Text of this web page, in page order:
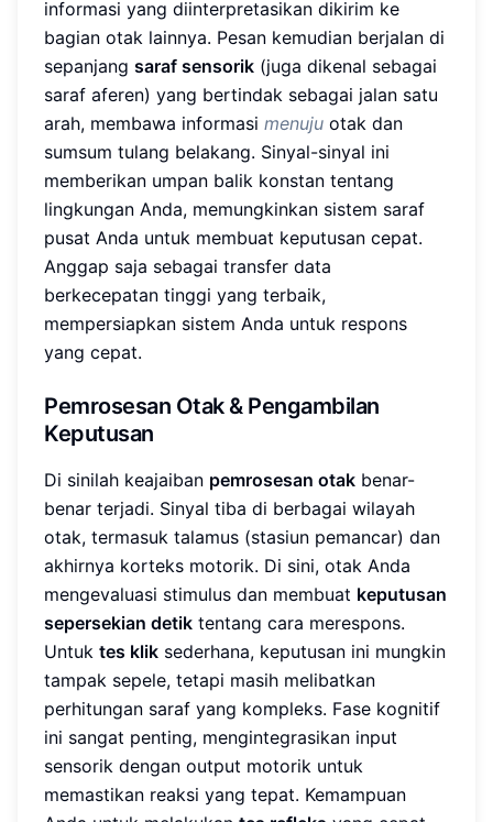
informasi yang diinterpretasikan dikirim ke
bagian otak lainnya. Pesan kemudian berjalan di
sepanjang saraf sensorik (juga dikenal sebagai
saraf aferen) yang bertindak sebagai jalan satu
arah, membawa informasi menuju otak dan
sumsum tulang belakang. Sinyal-sinyal ini
memberikan umpan balik konstan tentang
lingkungan Anda, memungkinkan sistem saraf
pusat Anda untuk membuat keputusan cepat.
Anggap saja sebagai transfer data
berkecepatan tinggi yang terbaik,
mempersiapkan sistem Anda untuk respons
yang cepat.
Pemrosesan Otak & Pengambilan
Keputusan
Di sinilah keajaiban pemrosesan otak benar-
benar terjadi. Sinyal tiba di berbagai wilayah
otak, termasuk talamus (stasiun pemancar) dan
akhirnya korteks motorik. Di sini, otak Anda
mengevaluasi stimulus dan membuat keputusan
sepersekian detik tentang cara merespons.
Untuk tes klik sederhana, keputusan ini mungkin
tampak sepele, tetapi masih melibatkan
perhitungan saraf yang kompleks. Fase kognitif
ini sangat penting, mengintegrasikan input
sensorik dengan output motorik untuk
memastikan reaksi yang tepat. Kemampuan